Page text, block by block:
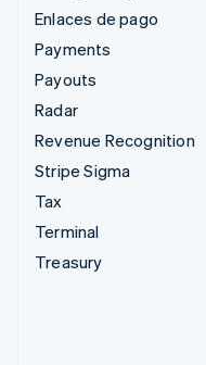
Enlaces de pago
Payments
Payouts
Radar
Revenue Recognition
Stripe Sigma
Tax
Terminal
Treasury